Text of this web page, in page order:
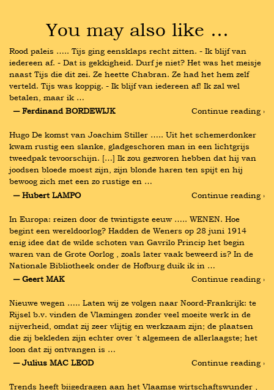
You may also like …
Rood paleis ….. Tijs ging eensklaps recht zitten. - Ik blijf van
iedereen af. - Dat is gekkigheid. Durf je niet? Het was het meisje
naast Tijs die dit zei. Ze heette Chabran. Ze had het hem zelf
verteld. Tijs was koppig. - Ik blijf van iedereen af! Ik zal wel
betalen, maar ik …
― Ferdinand BORDEWIJK
Continue reading ›
Hugo De komst van Joachim Stiller ….. Uit het schemerdonker
kwam rustig een slanke, gladgeschoren man in een lichtgrijs
tweedpak tevoorschijn. […] Ik zou gezworen hebben dat hij van
joodsen bloede moest zijn, zijn blonde haren ten spijt en hij
bewoog zich met een zo rustige en …
― Hubert LAMPO
Continue reading ›
In Europa: reizen door de twintigste eeuw ….. WENEN. Hoe
begint een wereldoorlog? Hadden de Weners op 28 juni 1914
enig idee dat de wilde schoten van Gavrilo Princip het begin
waren van de Grote Oorlog , zoals later vaak beweerd is? In de
Nationale Bibliotheek onder de Hofburg duik ik in …
― Geert MAK
Continue reading ›
Nieuwe wegen ….. Laten wij ze volgen naar Noord-Frankrijk: te
Rijsel b.v. vinden de Vlamingen zonder veel moeite werk in de
nijverheid, omdat zij zeer vlijtig en werkzaam zijn; de plaatsen
die zij bekleden zijn echter over 't algemeen de allerlaagste; het
loon dat zij ontvangen is …
― Julius MAC LEOD
Continue reading ›
Trends heeft bijgedragen aan het Vlaamse wirtschaftswunder ,